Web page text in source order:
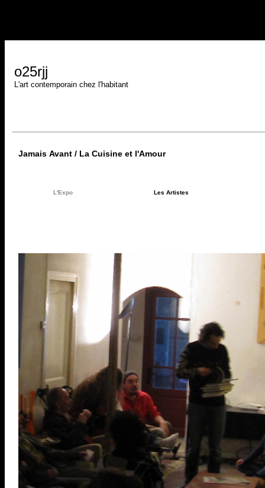
o25rjj
L'art contemporain chez l'habitant
Jamais Avant / La Cuisine et l'Amour
L'Expo Les Artistes